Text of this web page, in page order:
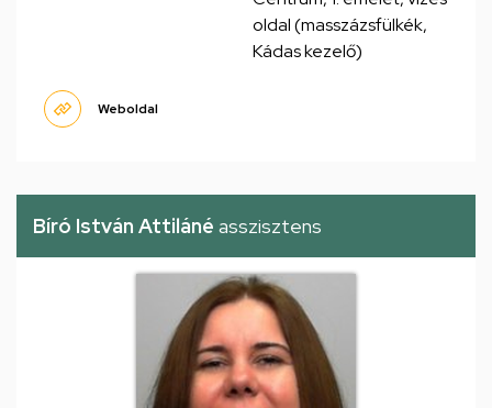
oldal (masszázsfülkék,
Kádas kezelő)
Weboldal
Bíró István Attiláné asszisztens